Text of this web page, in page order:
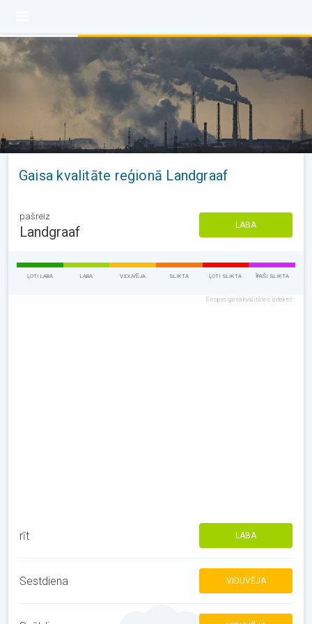
Gaisa kvalitāte reģionā Landgraaf
pašreiz
Landgraaf LABA
ĻOTI LABA LABA VIDUVĒJA SLIKTA ĻOTI SLIKTA ĪPAŠI SLIKTA
Eiropas gaisa kvalitātes indekss
rīt LABA
Sestdiena VIDUVĒJA